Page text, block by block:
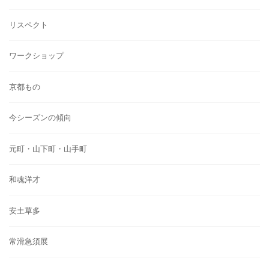
リスペクト
ワークショップ
京都もの
今シーズンの傾向
元町・山下町・山手町
和魂洋才
安土草多
常滑急須展